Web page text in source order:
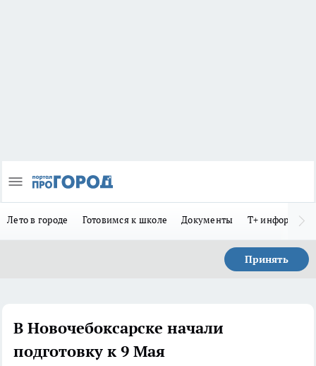
Лето в городе Готовимся к школе Документы Т+
Принять
В Новочебоксарске начали
подготовку к 9 Мая